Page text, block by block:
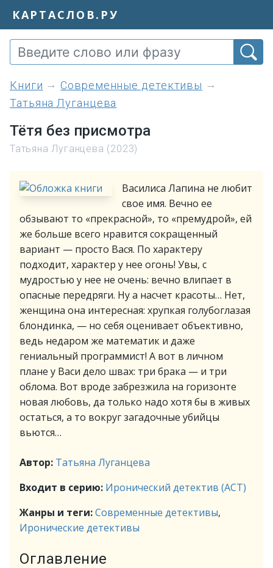
КАРТАСЛОВ.РУ
книги
Современные детективы
Татьяна Луганцева
Тётя без присмотра
Татьяна Луганцева (2023)
Василиса Лапина не любит
свое имя. Вечно ее
обзывают то «прекрасной», то «премудрой», ей
же больше всего нравится сокращенный
вариант — просто Вася. По характеру
подходит, характер у нее огонь! Увы, с
мудростью у нее не очень: вечно влипает в
опасные передряги. Ну а насчет красоты… Нет,
женщина она интересная: хрупкая голубоглазая
блондинка, — но себя оценивает объективно,
ведь недаром же математик и даже
гениальный программист! А вот в личном
плане у Васи дело швах: три брака — и три
облома. Вот вроде забрезжила на горизонте
новая любовь, да только надо хотя бы в живых
остаться, а то вокруг загадочные убийцы
вьются…
Автор: Татьяна Луганцева
Входит в серию: Иронический детектив (АСТ)
Жанры и теги:Современные детективы,
Иронические детективы
Оглавление